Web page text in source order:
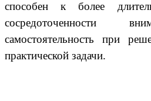
способен к более
сосредоточенности
самостоятельность при
практической задачи.